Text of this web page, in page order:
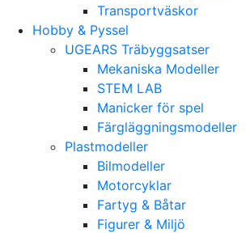
Transportväskor
Hobby & Pyssel
UGEARS Träbyggsatser
Mekaniska Modeller
STEM LAB
Manicker för spel
Färgläggningsmodeller
Plastmodeller
Bilmodeller
Motorcyklar
Fartyg & Båtar
Figurer & Miljö